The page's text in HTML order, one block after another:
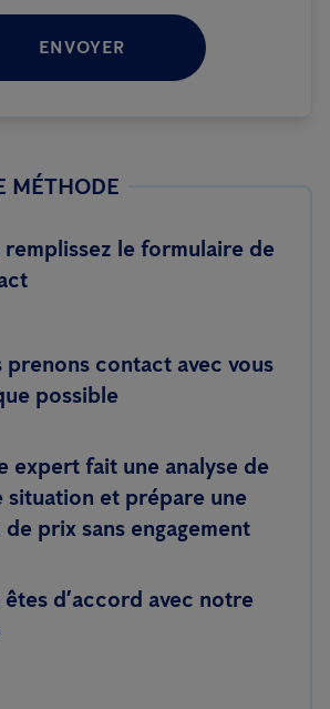
ENVOYER
MÉTHODE
remplissez le formulaire de
prenons contact avec vous
possible
expert fait une analyse de
situation et prépare une
prix sans engagement
êtes d’accord avec notre